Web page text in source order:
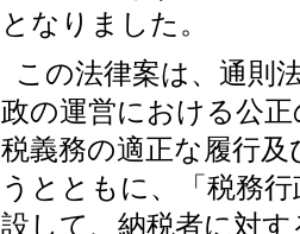
となりました。
この法律案は、通則
政の運営における公
税義務の適正な履行
うとともに、「税務
設して、納税者に対